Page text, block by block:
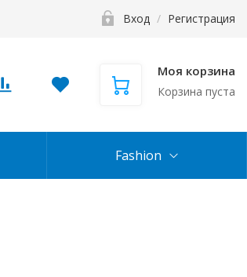
Вход / Регистрация
Моя корзина
Корзина пуста
Fashion